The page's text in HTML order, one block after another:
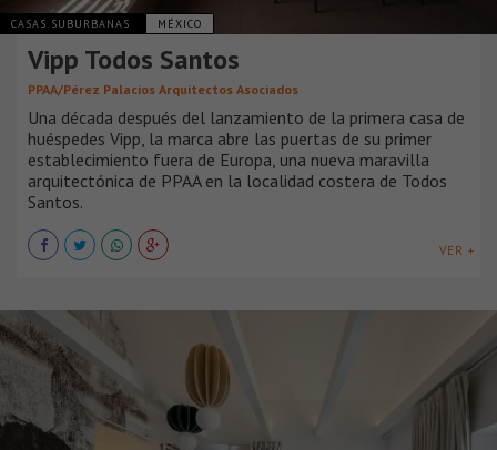
CASAS SUBURBANAS MÉXICO
Vipp Todos Santos
PPAA/Pérez Palacios Arquitectos Asociados
Una década después del lanzamiento de la primera casa de
huéspedes Vipp, la marca abre las puertas de su primer
establecimiento fuera de Europa, una nueva maravilla
arquitectónica de PPAA en la localidad costera de Todos
Santos.
VER +